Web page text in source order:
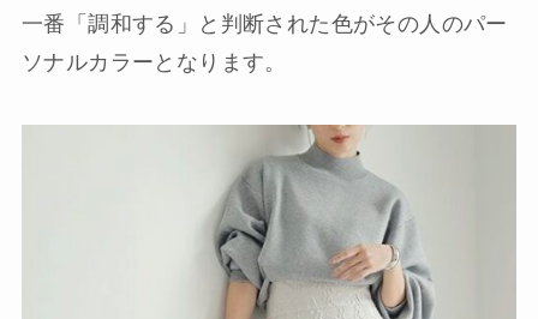
一番「調和する」と判断された色がその人のパー
ソナルカラーとなります。